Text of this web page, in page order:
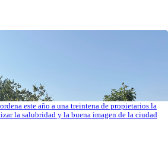
este año a una treintena de propietarios la
la salubridad y la buena imagen de la ciudad